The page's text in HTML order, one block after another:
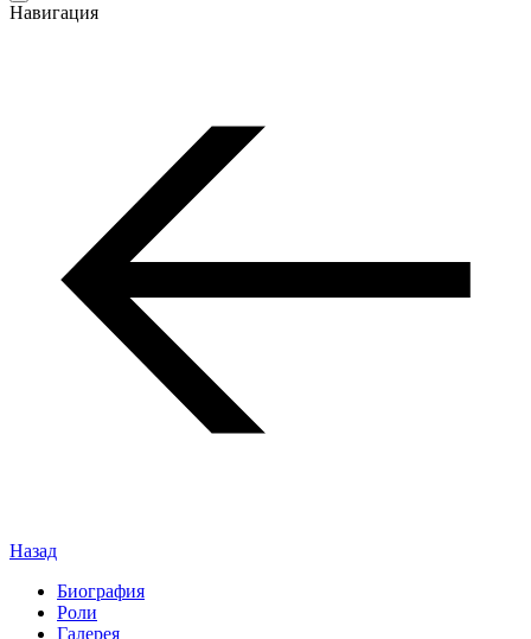
Навигация
Назад
Биография
Роли
Галерея